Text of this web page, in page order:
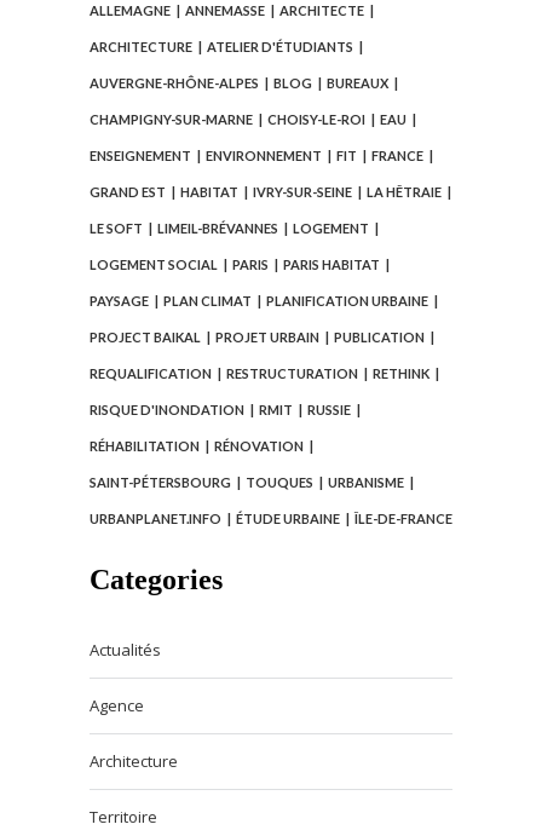
ALLEMAGNE ANNEMASSE ARCHITECTE
ARCHITECTURE ATELIER D'ÉTUDIANTS
AUVERGNE-RHÔNE-ALPES BLOG BUREAUX
CHAMPIGNY-SUR-MARNE CHOISY-LE-ROI EAU
ENSEIGNEMENT ENVIRONNEMENT FIT FRANCE
GRAND EST HABITAT IVRY-SUR-SEINE LA HÊTRAIE
LE SOFT LIMEIL-BRÉVANNES LOGEMENT
LOGEMENT SOCIAL PARIS PARIS HABITAT
PAYSAGE PLAN CLIMAT PLANIFICATION URBAINE
PROJECT BAIKAL PROJET URBAIN PUBLICATION
REQUALIFICATION RESTRUCTURATION RETHINK
RISQUE D'INONDATION RMIT RUSSIE
RÉHABILITATION RÉNOVATION
SAINT-PÉTERSBOURG TOUQUES URBANISME
URBANPLANET.INFO ÉTUDE URBAINE ÎLE-DE-FRANCE
Categories
Actualités
Agence
Architecture
Territoire